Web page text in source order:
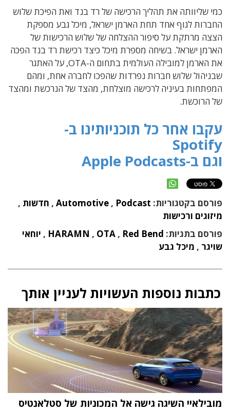
כמי שליוותה את תהליך הרכישה של רד בנד ואת הפיכת שלוש
החברות לגוף אחד תחת הארמן ישראל, מיכל גבע מספקת
הצצה מרתקת על סיפור ההצלחה של שלוש הרכישות של
הארמן ישראל. בשיחה מספרת מיכל כיצד רכישת רד בנד הפכה
את הארמן למובילה העולמית בתחום ה-OTA, על האתגר
שבניהול שלוש חברות נפרדות שהפכו לחברה אחת, ומהם
המפתחות בעיניה לרכישה מוצלחת, מהצד של הנרכשת ומהצד
של הרוכשת.
עקבו אחר כל תוכניותינו ב-
Spotify
וגם ב-Apple Podcasts
פורסם בקטגוריות: Automotive , Podcast
, חדשות ,
מיזוגים ורכישות
פורסם בתגיות:
HARAMN , OTA , Red Bend
, יוחאי
שויגר , מיכל גבע
כתבות נוספות העשויות לעניין אותך
מובילאיי השיגה גישה אל המכוניות של סטלאנטיס